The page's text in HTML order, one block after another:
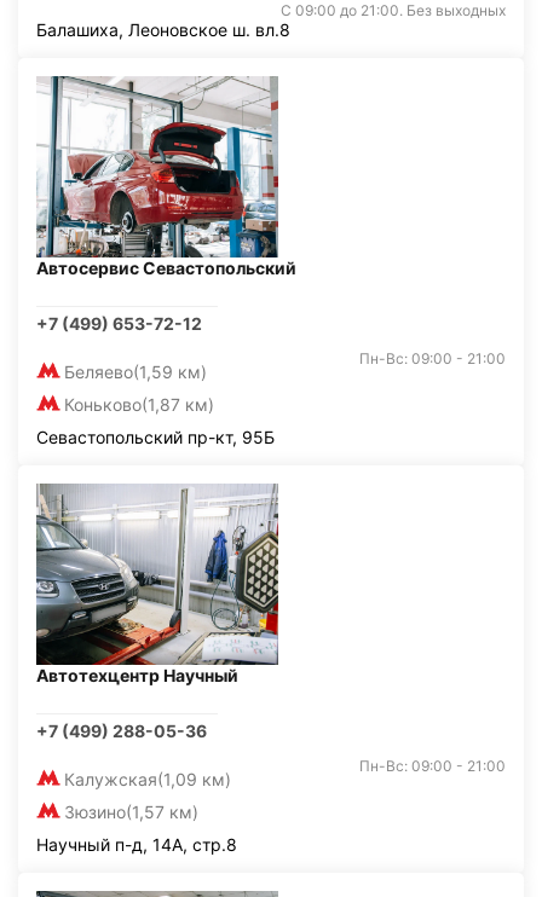
С 09:00 до 21:00. Без выходных
Балашиха, Леоновское ш. вл.8
Автосервис Севастопольский
+7 (499) 653-72-12
Беляево(1,59 км)
Коньково(1,87 км)
Пн-Вс: 09:00 - 21:00
Севастопольский пр-кт, 95Б
Автотехцентр Научный
+7 (499) 288-05-36
Калужская(1,09 км)
Зюзино(1,57 км)
Пн-Вс: 09:00 - 21:00
Научный п-д, 14А, стр.8